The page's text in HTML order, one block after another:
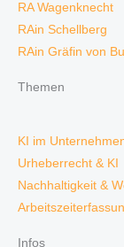
RA Wagenknecht
RAin Schellberg
RAin Gräfin von
Themen
KI im
Urheberrecht & KI
Nachhaltigkeit &
Infos